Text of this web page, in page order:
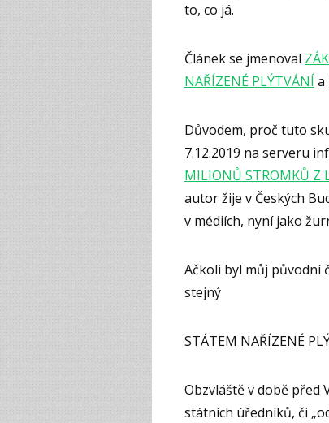
to, co já.
Článek se jmenoval
NAŘÍZENÉ PLÝTVÁNÍ a
Důvodem, proč tuto
7.12.2019 na serveru
MILIONŮ STROMKŮ Z
autor žije v Českých
v médiích, nyní jako
Ačkoli byl můj původní
stejný
STÁTEM NAŘÍZENÉ
Obzvláště v době před
státních úředníků, či